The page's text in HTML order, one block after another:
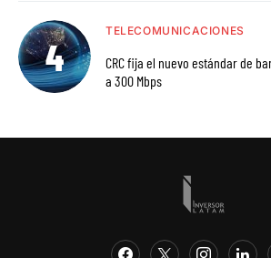
TELECOMUNICACIONES
CRC fija el nuevo estándar de
a 300 Mbps